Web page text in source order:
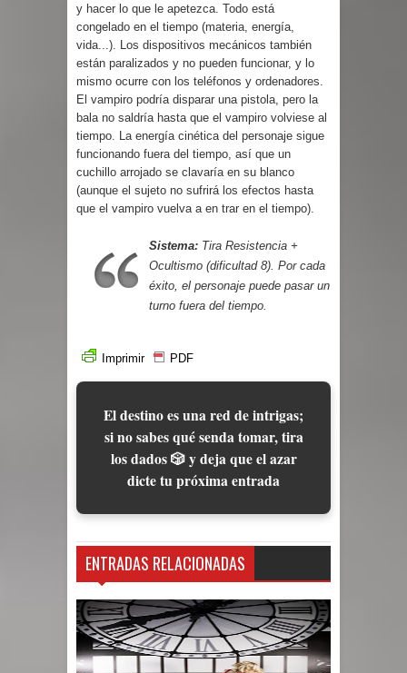
y hacer lo que le apetezca. Todo está
congelado en el tiempo (materia, energía,
vida...). Los dispositivos me­cánicos también
están paralizados y no pueden funcio­nar, y lo
mismo ocurre con los teléfonos y ordenadores.
El vampiro podría disparar una pistola, pero la
bala no saldría hasta que el vampiro volviese al
tiempo. La energía cinética del personaje sigue
funcionando fuera del tiempo, así que un
cuchillo arrojado se clavaría en su blanco
(aunque el sujeto no sufrirá los efectos hasta
que el vampiro vuelva a en trar en el tiempo).
Sistema: Tira Resistencia +
Ocultismo (dificultad 8). Por cada
éxito, el personaje puede pasar un
turno fuera del tiempo.
Imprimir PDF
El destino es una red de intrigas;
si no sabes qué senda tomar, tira
los dados 🎲 y deja que el azar
dicte tu próxima entrada
ENTRADAS RELACIONADAS